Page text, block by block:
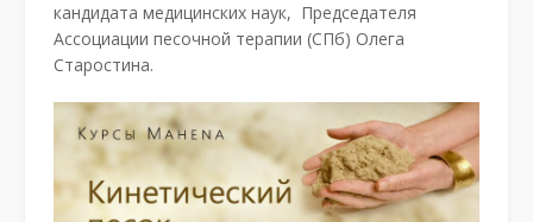
кандидата медицинских наук, Председателя
Ассоциации песочной терапии (СПб) Олега
Старостина.